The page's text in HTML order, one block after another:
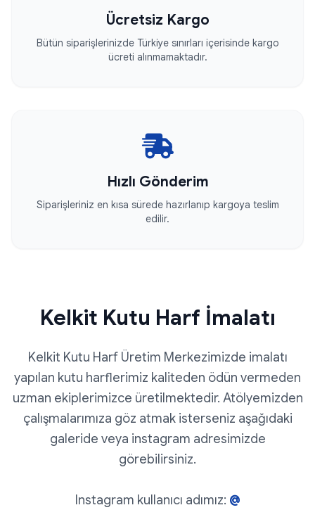
Ücretsiz Kargo
Bütün siparişlerinizde Türkiye sınırları içerisinde kargo
ücreti alınmamaktadır.
Hızlı Gönderim
Siparişleriniz en kısa sürede hazırlanıp kargoya teslim
edilir.
Kelkit Kutu Harf İmalatı
Kelkit Kutu Harf Üretim Merkezimizde imalatı
yapılan kutu harflerimiz kaliteden ödün vermeden
uzman ekiplerimizce üretilmektedir. Atölyemizden
çalışmalarımıza göz atmak isterseniz aşağıdaki
galeride veya instagram adresimizde
görebilirsiniz.
Instagram kullanıcı adımız: @